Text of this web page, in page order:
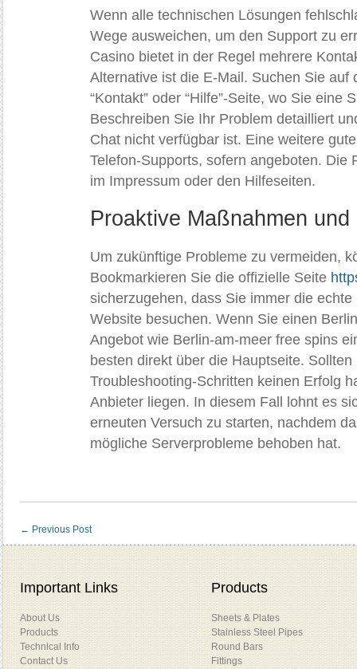
Wenn alle technischen Lösungen
Wege ausweichen, um den Support zu
Casino bietet in der Regel mehrere
Alternative ist die E-Mail. Suchen Sie auf
“Kontakt” oder “Hilfe”-Seite, wo Sie eine
Beschreiben Sie Ihr Problem detailliert
Chat nicht verfügbar ist. Eine weitere
Telefon-Supports, sofern angeboten. Die
im Impressum oder den Hilfeseiten.
Proaktive Maßnahmen
Um zukünftige Probleme zu vermeiden,
Bookmarkieren Sie die offizielle Seite
sicherzugehen, dass Sie immer die
Website besuchen. Wenn Sie einen
Angebot wie Berlin-am-meer free spins
besten direkt über die Hauptseite.
Troubleshooting-Schritten keinen Erfolg
Anbieter liegen. In diesem Fall lohnt es
erneuten Versuch zu starten, nachdem
mögliche Serverprobleme behoben hat.
← Previous Post
Important Links
About Us
Products
Technical Info
Contact Us
Products
Sheets & Plates
Stainless Steel Pipes
Round Bars
Fittings